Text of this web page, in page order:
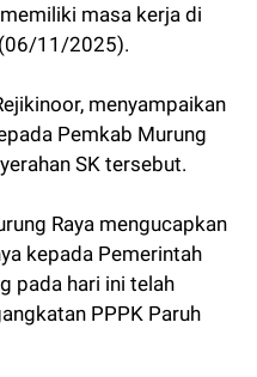
masa kerja di
11/2025).
menyampaikan
Pemkab Murung
SK tersebut.
Raya mengucapkan
kepada Pemerintah
pada hari ini telah
PPPK Paruh